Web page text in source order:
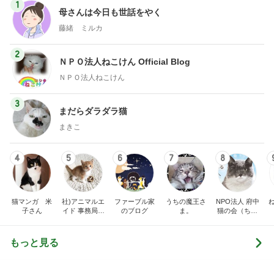
1
母さんは今日も世話をやく
藤緒 ミルカ
2
ＮＰＯ法人ねこけん Official Blog
ＮＰＯ法人ねこけん
3
まだらダラダラ猫
まきこ
4
猫マンガ 米
子さん
5
社)アニマルエ
イド 事務局＆
6
ファーブル家
のブログ
7
うちの魔王さ
ま。
8
NPO法人 府中
猫の会（ちゅ
もっと見る